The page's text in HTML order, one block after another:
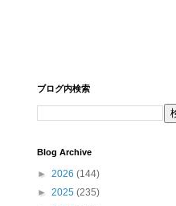
ブログ内検索
Blog Archive
► 2026 (144)
► 2025 (235)